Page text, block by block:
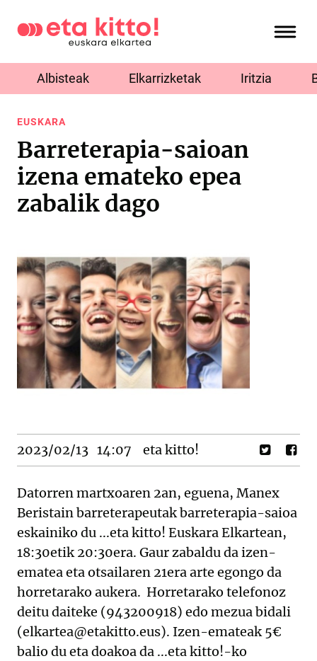
Albisteak Elkarrizketak Iritzia
EUSKARA
Barreterapia-saioan
izena emateko epea
zabalik dago
2023/02/13 14:07 eta kitto!
Datorren martxoaren 2an, eguena, Manex
Beristain barreterapeutak barreterapia-saioa
eskainiko du ...eta kitto! Euskara Elkartean,
18:30etik 20:30era. Gaur zabaldu da izen-
ematea eta otsailaren 21era arte egongo da
horretarako aukera. Horretarako telefonoz
deitu daiteke (943200918) edo mezua bidali
(elkartea@etakitto.eus). Izen-emateak 5€
balio du eta doakoa da ...eta kitto!-ko